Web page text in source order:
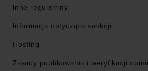
Inne regulaminy
Informacja dotycząca sankcji
Hosting
Zasady publikowania i weryfikacji opinii